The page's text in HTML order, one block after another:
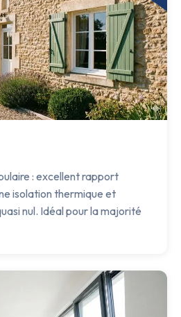
: excellent rapport
isolation thermique et
nul. Idéal pour la majorité